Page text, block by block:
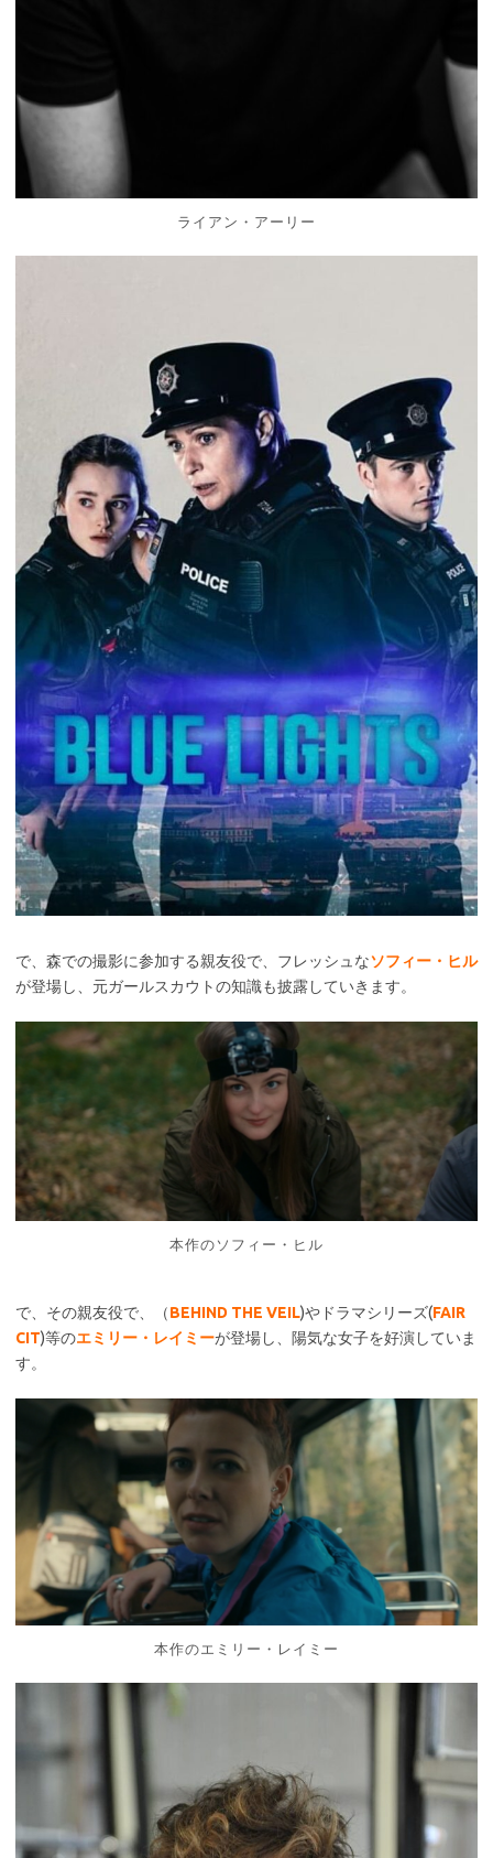
ライアン・アーリー
で、森での撮影に参加する親友役で、フレッシュなソフィー・ヒル
が登場し、元ガールスカウトの知識も披露していきます。
本作のソフィー・ヒル
で、その親友役で、（BEHIND THE VEIL)やドラマシリーズ(FAIR
CIT)等のエミリー・レイミーが登場し、陽気な女子を好演していま
す。
本作のエミリー・レイミー